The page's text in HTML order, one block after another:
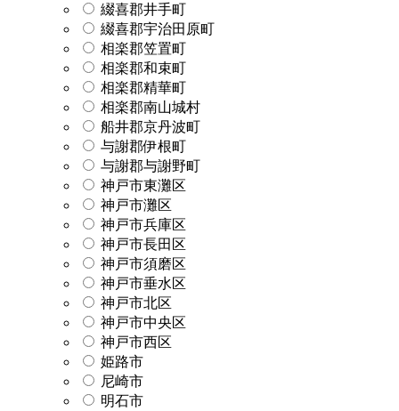
綴喜郡井手町
綴喜郡宇治田原町
相楽郡笠置町
相楽郡和束町
相楽郡精華町
相楽郡南山城村
船井郡京丹波町
与謝郡伊根町
与謝郡与謝野町
神戸市東灘区
神戸市灘区
神戸市兵庫区
神戸市長田区
神戸市須磨区
神戸市垂水区
神戸市北区
神戸市中央区
神戸市西区
姫路市
尼崎市
明石市